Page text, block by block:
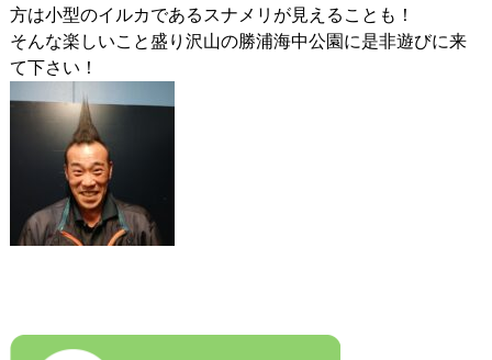
方は小型のイルカであるスナメリが見えることも！
そんな楽しいこと盛り沢山の勝浦海中公園に是非遊びに来
て下さい！